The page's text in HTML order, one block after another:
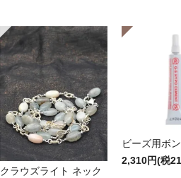
クラウズライト ネック
ビーズ用ボ
2,310円(税